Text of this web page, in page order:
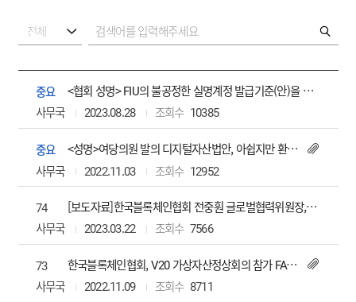
중요
<협회 성명> FIU의 불공정한 실명계정 발급기준(안)을 유보하라
사무국
2023.08.28 10385
중요
<성명>여당의원 발의 디지털자산법안, 아쉽지만 환영하는 바이다
사무국
2022.11.03 12952
74
[보도자료]한국블록체인협회 전중훤 글로벌협력위원장, IDAXA 공동의장 선출
사무국
2023.03.22 7566
73
한국블록체인협회, V20 가상자산정상회의 참가 FATF 등 글로벌규제기관과 정책논의
사무국
2022.11.09 8711